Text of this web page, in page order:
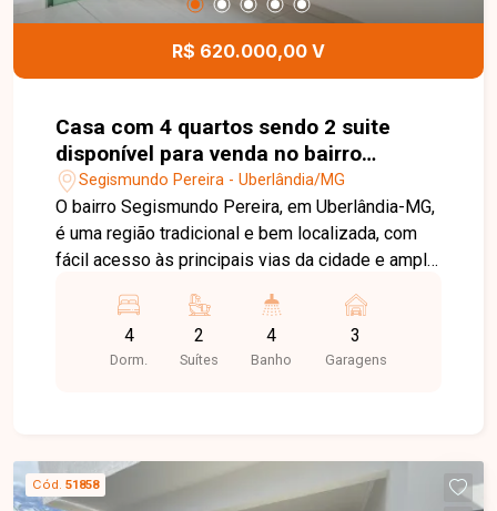
contato e agende sua visita!
R$ 620.000,00 V
Casa com 4 quartos sendo 2 suite
disponível para venda no bairro
Segismundo Pereira em Uberlândia-
MG.
Segismundo Pereira - Uberlândia/MG
O bairro Segismundo Pereira, em Uberlândia-MG,
é uma região tradicional e bem localizada, com
fácil acesso às principais vias da cidade e ampla
busca conforto, praticidade e qualidade de vida.
Excelente casa de 2 pavimentos, composta por
sala de estar, sala de jantar, escritório ideal para
conta com 4 quartos sendo 2 suítes, 4 banheiros
e banheira de hidromassagem, proporcionando
4
Dorm.
2
Suítes
4
Banho
3
Garagens
Cód. 51858